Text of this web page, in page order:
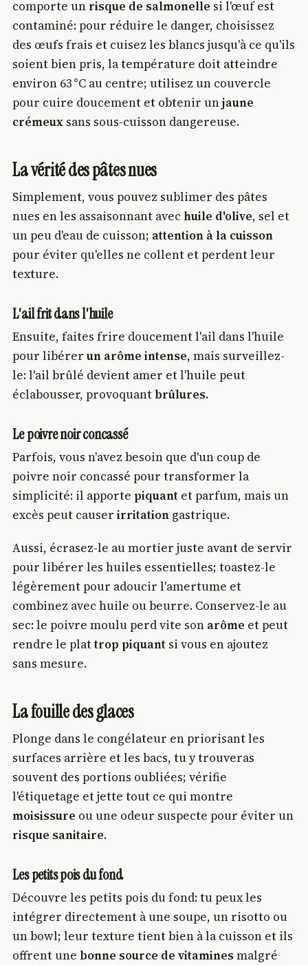
comporte un risque de salmonelle si l'œuf est
contaminé: pour réduire le danger, choisissez
des œufs frais et cuisez les blancs jusqu'à ce qu'ils
soient bien pris, la température doit atteindre
environ 63 °C au centre; utilisez un couvercle
pour cuire doucement et obtenir unjaune
crémeux sans sous-cuisson dangereuse.
La vérité des pâtes nues
Simplement, vous pouvez sublimer des pâtes
nues en les assaisonnant avechuile d'olive, sel et
un peu d'eau de cuisson; attention à la cuisson
pour éviter qu'elles ne collent et perdent leur
texture.
L'ail frit dans l'huile
Ensuite, faites frire doucement l'ail dans l'huile
pour libérerun arôme intense, mais surveillez-
le: l'ail brûlé devient amer et l'huile peut
éclabousser, provoquant brûlures.
Le poivre noir concassé
Parfois, vous n'avez besoin que d'un coup de
poivre noir concassé pour transformer la
simplicité: il apporte piquant et parfum, mais un
excès peut causerirritation gastrique.
Aussi, écrasez-le au mortier juste avant de servir
pour libérer les huiles essentielles; toastez-le
légèrement pour adoucir l'amertume et
combinez avec huile ou beurre. Conservez-le au
sec: le poivre moulu perd vite son arôme et peut
rendre le plattrop piquant si vous en ajoutez
sans mesure.
La fouille des glaces
Plonge dans le congélateur en priorisant les
surfaces arrière et les bacs, tu y trouveras
souvent des portions oubliées; vérifie
l'étiquetage et jette tout ce qui montre
moisissure ou une odeur suspecte pour éviter un
risque sanitaire.
Les petits pois du fond
Découvre les petits pois du fond: tu peux les
intégrer directement à une soupe, un risotto ou
un bowl; leur texture tient bien à la cuisson et ils
offrent une bonne source de vitaminesmalgré